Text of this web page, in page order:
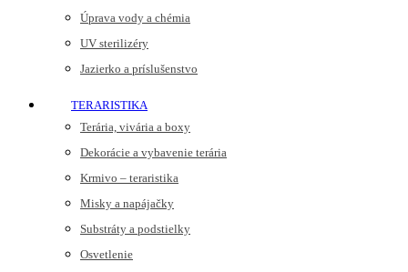
Úprava vody a chémia
UV sterilizéry
Jazierko a príslušenstvo
TERARISTIKA
Terária, vivária a boxy
Dekorácie a vybavenie terária
Krmivo – teraristika
Misky a napájačky
Substráty a podstielky
Osvetlenie